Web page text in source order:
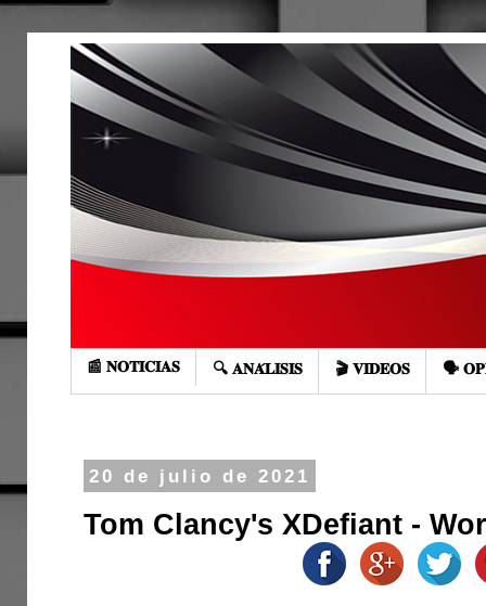
📰 𝐍𝐎𝐓𝐈𝐂𝐈𝐀𝐒 🔍 𝐀𝐍𝐀́𝐋𝐈𝐒𝐈𝐒 🎬 𝐕𝐈𝐃𝐄𝐎𝐒 🗣️
20 de julio de 2021
Tom Clancy's XDefiant -